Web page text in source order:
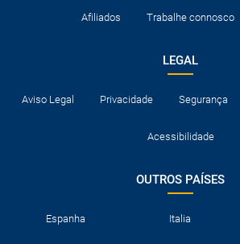
Afiliados Trabalhe connosco
LEGAL
Aviso Legal Privacidade Segurança
Acessibilidade
OUTROS PAÍSES
Espanha Italia